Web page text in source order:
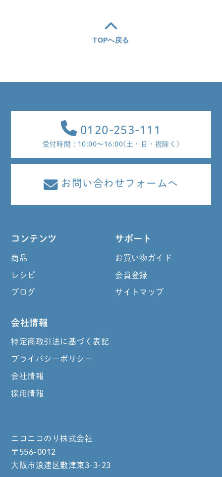
TOPへ戻る
0120-253-111
受付時間 : 10:00～16:00(土・日・祝除く)
お問い合わせフォームへ
コンテンツ
商品
レシピ
ブログ
サポート
お買い物ガイド
会員登録
サイトマップ
会社情報
特定商取引法に基づく表記
プライバシーポリシー
会社情報
採用情報
ニコニコのり株式会社
〒556-0012
大阪市浪速区敷津東3-3-23